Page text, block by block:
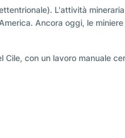
L'attività
Ancora oggi, le
con un lavoro manuale